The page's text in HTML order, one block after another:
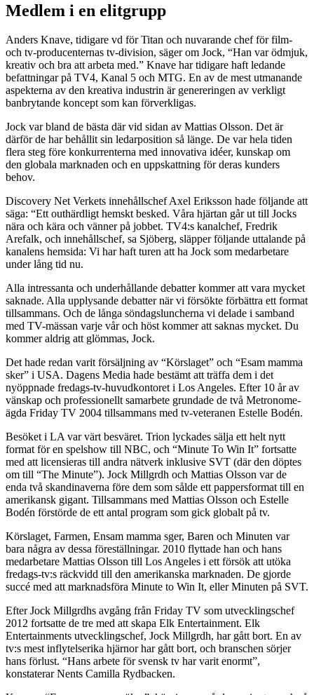
Medlem i en elitgrupp
Anders Knave, tidigare vd för Titan och nuvarande chef för film-
och tv-producenternas tv-division, säger om Jock, “Han var ödmjuk,
kreativ och bra att arbeta med.” Knave har tidigare haft ledande
befattningar på TV4, Kanal 5 och MTG. En av de mest utmanande
aspekterna av den kreativa industrin är genereringen av verkligt
banbrytande koncept som kan förverkligas.
Jock var bland de bästa där vid sidan av Mattias Olsson. Det är
därför de har behållit sin ledarposition så länge. De var hela tiden
flera steg före konkurrenterna med innovativa idéer, kunskap om
den globala marknaden och en uppskattning för deras kunders
behov.
Discovery Net Verkets innehållschef Axel Eriksson hade följande att
säga: “Ett outhärdligt hemskt besked. Våra hjärtan går ut till Jocks
nära och kära och vänner på jobbet. TV4:s kanalchef, Fredrik
Arefalk, och innehållschef, sa Sjöberg, släpper följande uttalande på
kanalens hemsida: Vi har haft turen att ha Jock som medarbetare
under lång tid nu.
Alla intressanta och underhållande debatter kommer att vara mycket
saknade. Alla upplysande debatter när vi försökte förbättra ett format
tillsammans. Och de långa söndagsluncherna vi delade i samband
med TV-mässan varje vår och höst kommer att saknas mycket. Du
kommer aldrig att glömmas, Jock.
Det hade redan varit försäljning av “Körslaget” och “Esam mamma
sker” i USA. Dagens Media hade bestämt att träffa dem i det
nyöppnade fredags-tv-huvudkontoret i Los Angeles. Efter 10 år av
vänskap och professionellt samarbete grundade de två Metronome-
ägda Friday TV 2004 tillsammans med tv-veteranen Estelle Bodén.
Besöket i LA var värt besväret. Trion lyckades sälja ett helt nytt
format för en spelshow till NBC, och “Minute To Win It” fortsatte
med att licensieras till andra nätverk inklusive SVT (där den döptes
om till “The Minute”). Jock Millgrdh och Mattias Olsson var de
enda två skandinaverna före dem som sålde ett pappersformat till en
amerikansk gigant. Tillsammans med Mattias Olsson och Estelle
Bodén förstörde de ett antal program som gick globalt på tv.
Körslaget, Farmen, Ensam mamma sger, Baren och Minuten var
bara några av dessa föreställningar. 2010 flyttade han och hans
medarbetare Mattias Olsson till Los Angeles i ett försök att utöka
fredags-tv:s räckvidd till den amerikanska marknaden. De gjorde
succé med att marknadsföra Minute to Win It, eller Minuten på SVT.
Efter Jock Millgrdhs avgång från Friday TV som utvecklingschef
2012 fortsatte de tre med att skapa Elk Entertainment. Elk
Entertainments utvecklingschef, Jock Millgrdh, har gått bort. En av
tv:s mest inflytelserika hjärnor har gått bort, och branschen sörjer
hans förlust. “Hans arbete för svensk tv har varit enormt”,
konstaterar Nents Camilla Rydbacken.